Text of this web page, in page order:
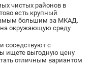
1
чистых районов в
есть крупный
большим за МКАД.
окружающую среду
соседствуют с
ищете выгодную цену
отличным вариантом